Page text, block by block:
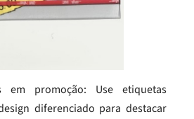
em promoção: Use etiquetas
diferenciado para destacar